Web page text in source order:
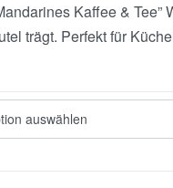
Kaffee & Tee”
trägt. Perfekt für